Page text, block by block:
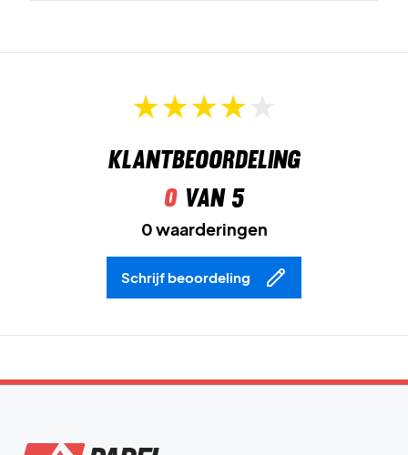
Klantbeoordeling
0van 5
0 waarderingen
Schrijf beoordeling